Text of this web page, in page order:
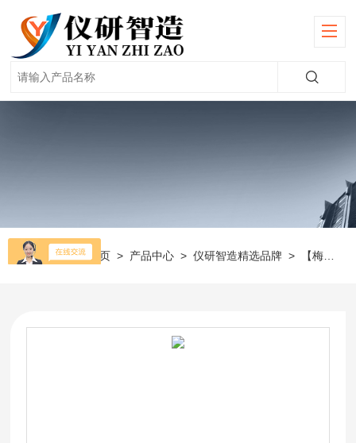
当前位置： 首页 > 产品中心 >仪研智造精选品牌 > 【梅特勒】天平